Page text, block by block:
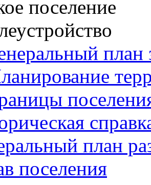
поселение
план
план
поселения